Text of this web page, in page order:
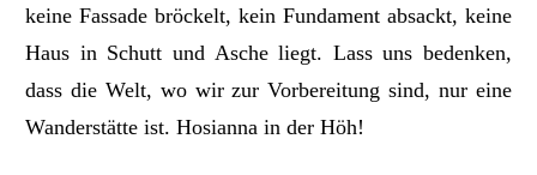
keine Fassade bröckelt, kein Fundament absackt, keine
Haus in Schutt und Asche liegt. Lass uns bedenken,
dass die Welt, wo wir zur Vorbereitung sind, nur eine
Wanderstätte ist. Hosianna in der Höh!